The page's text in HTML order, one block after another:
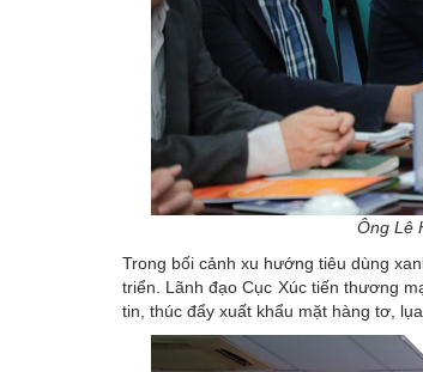
Ông Lê
Trong bối cảnh xu hướng tiêu dùng
triển. Lãnh đạo Cục Xúc tiến thương
tin, thúc đẩy xuất khẩu mặt hàng tơ,